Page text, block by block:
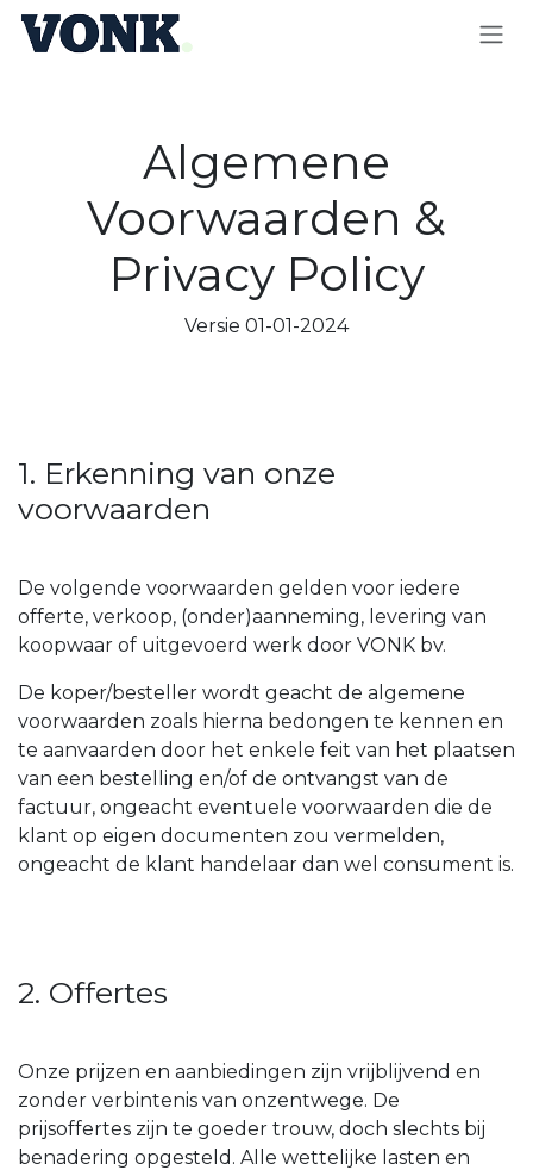
Algemene
Voorwaarden &
Privacy Policy
Versie 01-01-2024
1. Erkenning van onze
voorwaarden
De volgende voorwaarden gelden voor iedere
offerte, verkoop, (onder)aanneming, levering van
koopwaar of uitgevoerd werk door VONK bv.
De koper/besteller wordt geacht de algemene
voorwaarden zoals hierna bedongen te kennen en
te aanvaarden door het enkele feit van het plaatsen
van een bestelling en/of de ontvangst van de
factuur, ongeacht eventuele voorwaarden die de
klant op eigen documenten zou vermelden,
ongeacht de klant handelaar dan wel consument is.
2. Offertes
Onze prijzen en aanbiedingen zijn vrijblijvend en
zonder verbintenis van onzentwege. De
prijsoffertes zijn te goeder trouw, doch slechts bij
benadering opgesteld. Alle wettelijke lasten en